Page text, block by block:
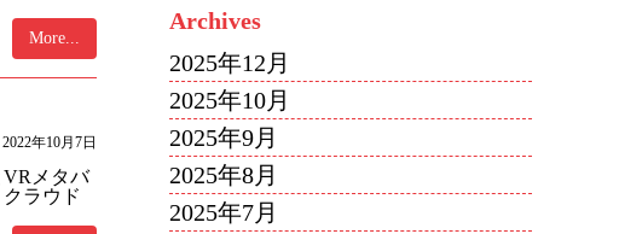
More...
2022年10月7日
VRメタバ
ラウド
Archives
2025年12月
2025年10月
2025年9月
2025年8月
2025年7月